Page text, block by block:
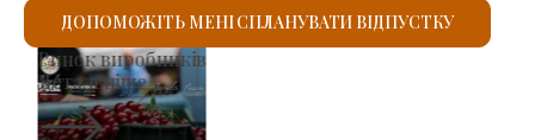
ДОПОМОЖІТЬ МЕНІ СПЛАНУВАТИ ВІДПУСТКУ
Римо-католицький костел Святого Ласло
Детальніше